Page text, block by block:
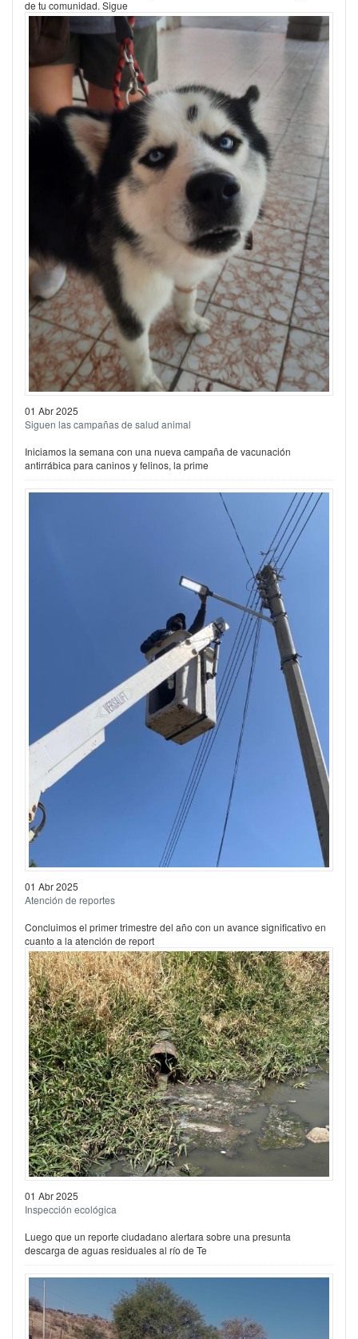
de tu comunidad. Sigue
01 Abr 2025
Siguen las campañas de salud animal
Iniciamos la semana con una nueva campaña de vacunación
antirrábica para caninos y felinos, la prime
01 Abr 2025
Atención de reportes
Concluimos el primer trimestre del año con un avance significativo en
cuanto a la atención de report
01 Abr 2025
Inspección ecológica
Luego que un reporte ciudadano alertara sobre una presunta
descarga de aguas residuales al río de Te